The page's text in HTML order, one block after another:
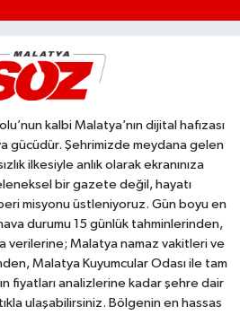
kalbi Malatya’nın dijital hafızası
gücüdür. Şehrimizde meydana gelen
ilkesiyle anlık olarak ekranınıza
bir gazete değil, hayatı
misyonu üstleniyoruz. Gün boyu en
durumu 15 günlük tahminlerinden,
verilerine; Malatya namaz vakitleri ve
Malatya Kuyumcular Odası ile tam
fiyatları analizlerine kadar şehre dair
ulaşabilirsiniz. Bölgenin en hassas